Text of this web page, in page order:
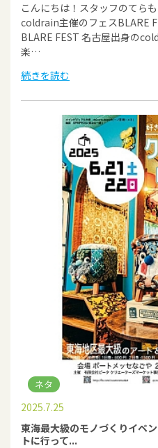
こんにちは！スタッフのてら
coldrain主催のフェスBLARE
BLARE FEST 名古屋出身の
楽…
続きを読む
ネタ
2025.7.25
東海最大級のモノづくりイベ
トに行って...